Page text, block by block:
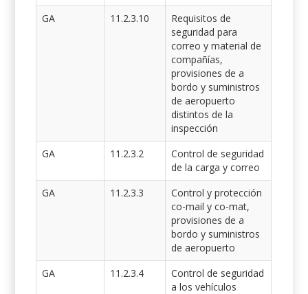
GA
11.2.3.10
Requisitos de
seguridad para
correo y material de
compañías,
provisiones de a
bordo y suministros
de aeropuerto
distintos de la
inspección
GA
11.2.3.2
Control de seguridad
de la carga y correo
GA
11.2.3.3
Control y protección
co-mail y co-mat,
provisiones de a
bordo y suministros
de aeropuerto
GA
11.2.3.4
Control de seguridad
a los vehículos